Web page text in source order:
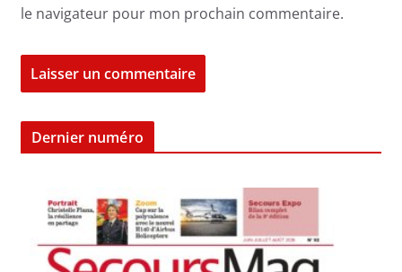
le navigateur pour mon prochain commentaire.
Dernier numéro